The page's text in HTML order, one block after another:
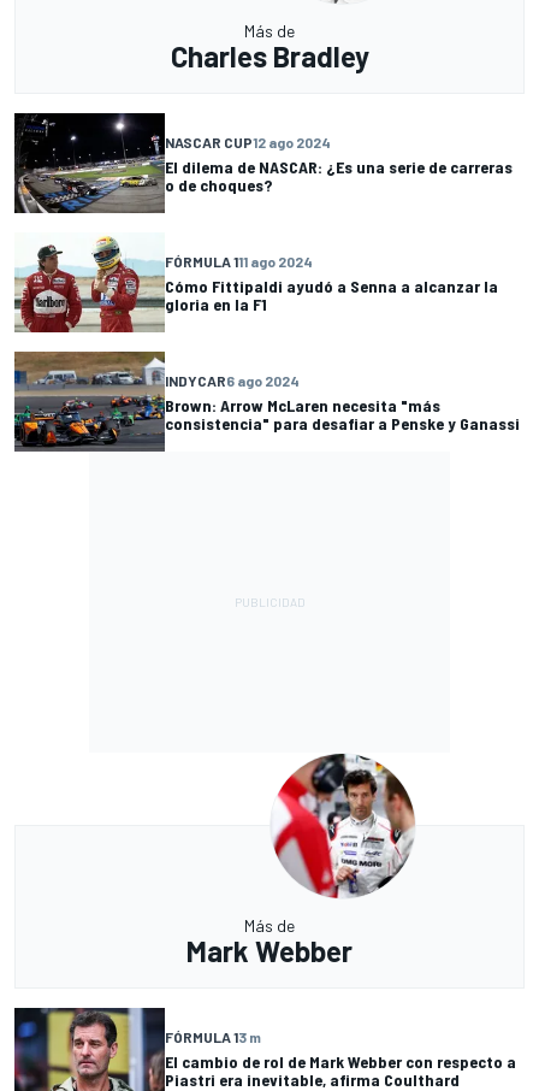
Más de
Charles Bradley
NASCAR CUP12 ago 2024
El dilema de NASCAR: ¿Es una serie de carreras
o de choques?
FÓRMULA 111 ago 2024
Cómo Fittipaldi ayudó a Senna a alcanzar la
gloria en la F1
INDYCAR6 ago 2024
Brown: Arrow McLaren necesita "más
consistencia" para desafiar a Penske y Ganassi
Más de
Mark Webber
FÓRMULA 13 m
El cambio de rol de Mark Webber con respecto a
Piastri era inevitable, afirma Coulthard